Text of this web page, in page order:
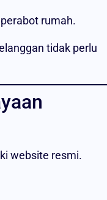
rumah.
tidak perlu
website resmi.